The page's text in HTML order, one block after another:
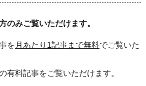
のみご覧いただけます。
を 月あたり1記事まで無料でご覧いた
有料記事をご覧いただけます。